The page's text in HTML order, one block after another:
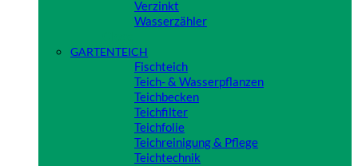
Verzinkt
Wasserzähler
GARTENTEICH
Fischteich
Teich- & Wasserpflanzen
Teichbecken
Teichfilter
Teichfolie
Teichreinigung & Pflege
Teichtechnik